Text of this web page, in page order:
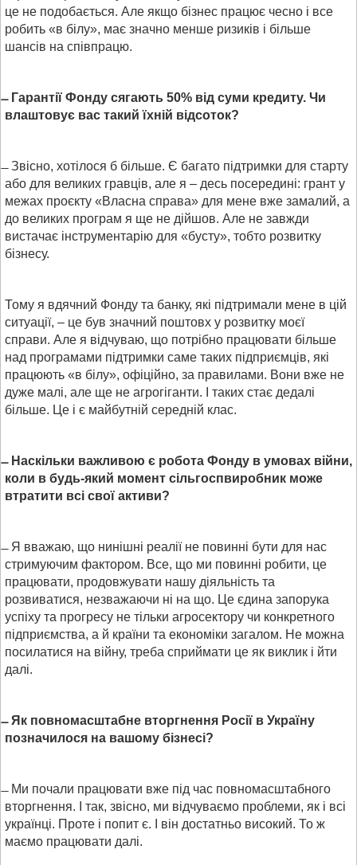
це не подобається. Але якщо бізнес працює чесно і все
робить «в білу», має значно менше ризиків і більше
шансів на співпрацю.
Гарантії Фонду сягають 50% від суми кредиту. Чи
влаштовує вас такий їхній відсоток?
Звісно, хотілося б більше. Є багато підтримки для старту
або для великих гравців, але я – десь посередині: грант у
межах проєкту «Власна справа» для мене вже замалий, а
до великих програм я ще не дійшов. Але не завжди
вистачає інструментарію для «бусту», тобто розвитку
бізнесу.
Тому я вдячний Фонду та банку, які підтримали мене в цій
ситуації, – це був значний поштовх у розвитку моєї
справи. Але я відчуваю, що потрібно працювати більше
над програмами підтримки саме таких підприємців, які
працюють «в білу», офіційно, за правилами. Вони вже не
дуже малі, але ще не агрогіганти. І таких стає дедалі
більше. Це і є майбутній середній клас.
Наскільки важливою є робота Фонду в умовах війни,
коли в будь-який момент сільгоспвиробник може
втратити всі свої активи?
Я вважаю, що нинішні реалії не повинні бути для нас
стримуючим фактором. Все, що ми повинні робити, це
працювати, продовжувати нашу діяльність та
розвиватися, незважаючи ні на що. Це єдина запорука
успіху та прогресу не тільки агросектору чи конкретного
підприємства, а й країни та економіки загалом. Не можна
посилатися на війну, треба сприймати це як виклик і йти
далі.
Як повномасштабне вторгнення Росії в Україну
позначилося на вашому бізнесі?
Ми почали працювати вже під час повномасштабного
вторгнення. І так, звісно, ми відчуваємо проблеми, як і всі
українці. Проте і попит є. І він достатньо високий. То ж
маємо працювати далі.